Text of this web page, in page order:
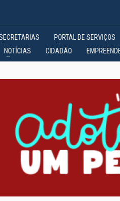
PORTAL DE SERVIÇOS
NOTÍCIAS CIDADÃO